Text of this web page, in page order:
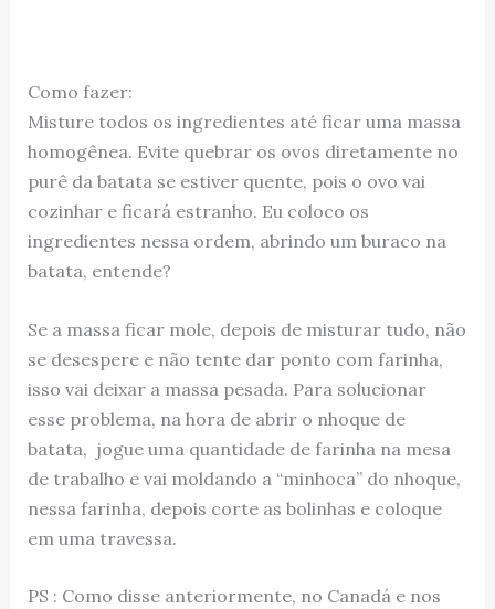
Como fazer:
Misture todos os ingredientes até ficar uma massa
homogênea. Evite quebrar os ovos diretamente no
purê da batata se estiver quente, pois o ovo vai
cozinhar e ficará estranho. Eu coloco os
ingredientes nessa ordem, abrindo um buraco na
batata, entende?
Se a massa ficar mole, depois de misturar tudo, não
se desespere e não tente dar ponto com farinha,
isso vai deixar a massa pesada. Para solucionar
esse problema, na hora de abrir o nhoque de
batata, jogue uma quantidade de farinha na mesa
de trabalho e vai moldando a “minhoca” do nhoque,
nessa farinha, depois corte as bolinhas e coloque
em uma travessa.
PS : Como disse anteriormente, no Canadá e nos